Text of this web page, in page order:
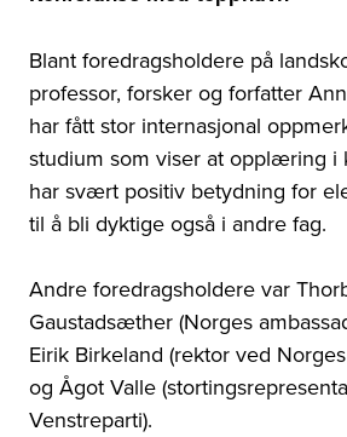
Blant foredragsholdere på
professor, forsker og forfatter
har fått stor internasjonal
studium som viser at opplæring i
har svært positiv betydning for
til å bli dyktige også i andre fag.
Andre foredragsholdere var
Gaustadsæther (Norges
Eirik Birkeland (rektor ved
og Ågot Valle
Venstreparti).